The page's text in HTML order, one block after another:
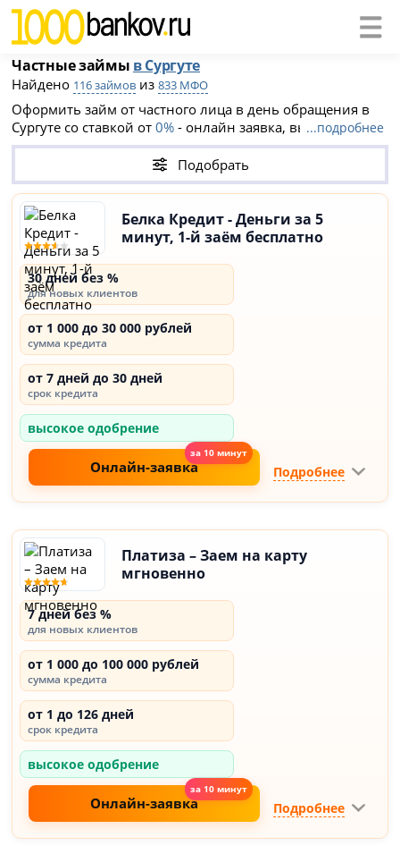
Частные займы в Сургуте
Найдено 116 займов из833 МФО
Оформить займ от частного лица в день обращения в
Сургуте со ставкой от0% - онлайн заявка, выдача на
карту. Выберите подходящий вариант, подайте заявку и
получите деньги за 15 минут.
...подробнее
Подобрать
Белка Кредит - Деньги за 5
минут, 1-й заём бесплатно
30 дней без %
для новых клиентов
от 1 000 до 30 000 рублей
сумма кредита
от 7 дней до 30 дней
срок кредита
высокое одобрение
Онлайн-заявка Подробнее
Платиза – Заем на карту
мгновенно
7 дней без %
для новых клиентов
от 1 000 до 100 000 рублей
сумма кредита
от 1 до 126 дней
срок кредита
высокое одобрение
Онлайн-заявка Подробнее